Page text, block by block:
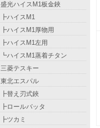
盛光ハイスM1板金鋏
┣ハイスM1
┣ハイスM1厚物用
┣ハイスM1左用
┗ハイスM1蒸着チタン
三菱テスキー
東北エスパル
┣替え刃式鋏
┣ロールバッタ
┣ツカミ